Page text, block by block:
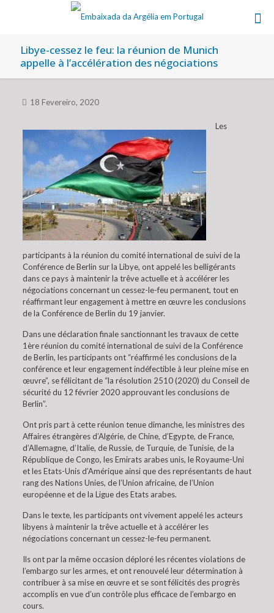
Libye-cessez le feu: la réunion de Munich
appelle à l’accélération des négociations
18 Fevereiro, 2020
Les
participants à la réunion du comité international de suivi de la
Conférence de Berlin sur la Libye, ont appelé les belligérants
dans ce pays à maintenir la trêve actuelle et à accélérer les
négociations concernant un cessez-le-feu permanent, tout en
réaffirmant leur engagement à mettre en œuvre les conclusions
de la Conférence de Berlin du 19 janvier.
Dans une déclaration finale sanctionnant les travaux de cette
1ère réunion du comité international de suivi de la Conférence
de Berlin, les participants ont “réaffirmé les conclusions de la
conférence et leur engagement indéfectible à leur pleine mise en
œuvre”, se félicitant de “la résolution 2510 (2020) du Conseil de
sécurité du 12 février 2020 approuvant les conclusions de
Berlin”.
Ont pris part à cette réunion tenue dimanche, les ministres des
Affaires étrangères d’Algérie, de Chine, d’Egypte, de France,
d’Allemagne, d’Italie, de Russie, de Turquie, de Tunisie, de la
République de Congo, les Emirats arabes unis, le Royaume-Uni
et les Etats-Unis d’Amérique ainsi que des représentants de haut
rang des Nations Unies, de l’Union africaine, de l’Union
européenne et de la Ligue des Etats arabes.
Dans le texte, les participants ont vivement appelé les acteurs
libyens à maintenir la trêve actuelle et à accélérer les
négociations concernant un cessez-le-feu permanent.
Ils ont par la même occasion déploré les récentes violations de
l’embargo sur les armes, et ont renouvelé leur détermination à
contribuer à sa mise en œuvre et se sont félicités des progrès
accomplis en vue d’un contrôle plus efficace de l’embargo en
cours.